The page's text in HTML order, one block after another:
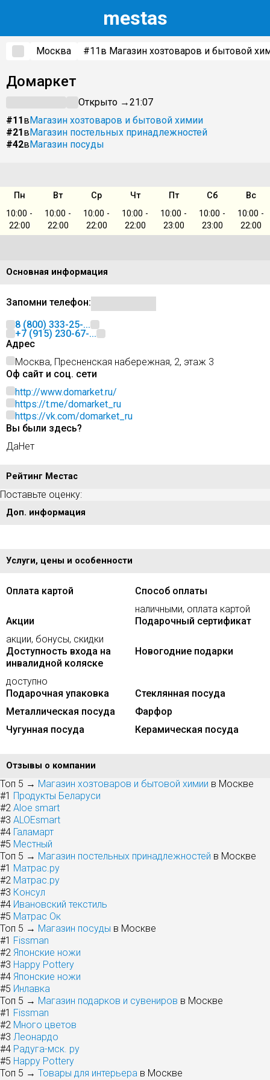
mestas
Москва #11в Магазин хозтоваров и бытовой
Домаркет
Открыто →21:07
#11вМагазин хозтоваров и бытовой химии
#21вМагазин постельных принадлежностей
#42вМагазин посуды
Пн Вт Ср Чт Пт Сб
Вс
10:00 -
22:00
10:00 -
22:00
10:00 -
22:00
10:00 -
22:00
10:00 -
23:00
10:00 -
23:00
10:00 -
22:00
Основная информация
Запомни телефон:
8 (800) 333-25-...
+7 (915) 230-67-...
Адрес
Москва, Пресненская набережная, 2, этаж 3
Оф сайт и соц. сети
http://www.domarket.ru/
https://t.me/domarket_ru
https://vk.com/domarket_ru
Вы были здесь?
ДаНет
Рейтинг Местас
Поставьте оценку:
Доп. информация
Услуги, цены и особенности
Оплата картой
Способ оплаты
наличными, оплата картой
Акции
акции, бонусы, скидки
Подарочный сертификат
Доступность входа на
инвалидной коляске
доступно
Новогодние подарки
Подарочная упаковка
Стеклянная посуда
Металлическая посуда
Фарфор
Чугунная посуда
Керамическая посуда
Отзывы о компании
Топ 5 → Магазин хозтоваров и бытовой химии в Москве
#1 Продукты Беларуси
#2 Aloe smart
#3 ALOEsmart
#4 Галамарт
#5 Местный
Топ 5 → Магазин постельных принадлежностей в Москве
#1 Матрас.ру
#2 Матрас.ру
#3 Консул
#4 Ивановский текстиль
#5 Матрас Ок
Топ 5 → Магазин посуды в Москве
#1 Fissman
#2 Японские ножи
#3 Happy Pottery
#4 Японские ножи
#5 Инлавка
Топ 5 → Магазин подарков и сувениров в Москве
#1 Fissman
#2 Много цветов
#3 Леонардо
#4 Радуга-мск. ру
#5 Happy Pottery
Топ 5 → Товары для интерьера в Москве